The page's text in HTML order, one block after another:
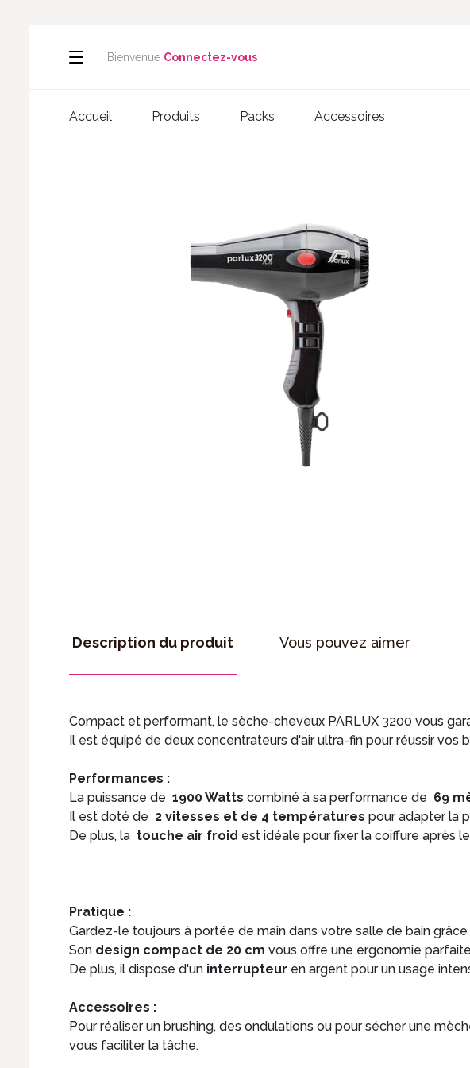
Bienvenue Connectez-vous
Accueil Produits Packs Accessoires
Description du produit Vous pouvez aimer
Compact et performant, le sèche-cheveux PARLUX 3200 vous
Il est équipé de deux concentrateurs d'air ultra-fin pour réussir vos
Performances :
La puissance de 1900 Watts combiné à sa performance de 69
Il est doté de 2 vitesses et de 4 températures pour adapter la
De plus, la touche air froid est idéale pour fixer la coiffure après
Pratique :
Gardez-le toujours à portée de main dans votre salle de bain grâce
Son design compact de 20 cm vous offre une ergonomie
De plus, il dispose d'un interrupteur en argent pour un usage
Accessoires :
Pour réaliser un brushing, des ondulations ou pour sécher une
vous faciliter la tâche.